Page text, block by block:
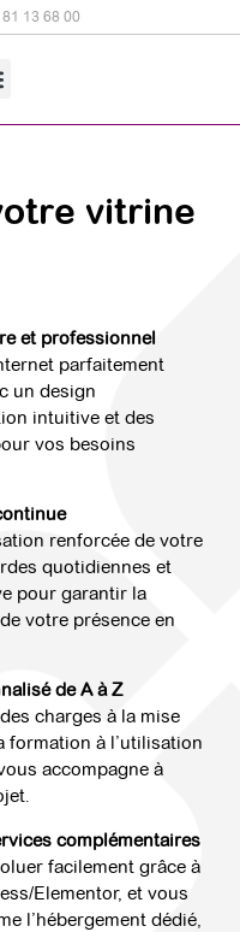
13 68 00
vitrine
et professionnel
parfaitement
un design
intuitive et des
vos besoins
renforcée de votre
quotidiennes et
pour garantir la
votre présence en
de A à Z
charges à la mise
formation à l’utilisation
accompagne à
complémentaires
facilement grâce à
Elementor, et vous
l’hébergement dédié,